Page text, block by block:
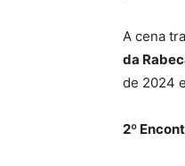
A cena
da
de 2024
2º